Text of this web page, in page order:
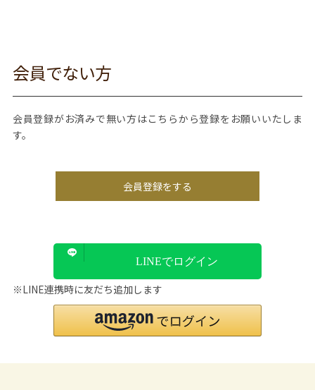
会員でない方
会員登録がお済みで無い方はこちらから登録をお願いいたしま
す。
会員登録をする
LINEでログイン
※LINE連携時に友だち追加します